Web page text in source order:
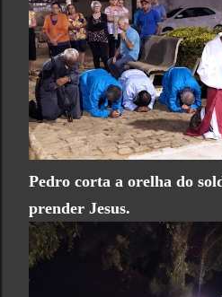
Pedro corta a orelha do
prender Jesus.